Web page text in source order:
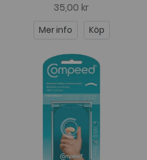
35,00 kr
Mer info Köp